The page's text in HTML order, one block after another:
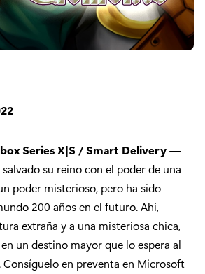
Series X|S / Smart Delivery —
su reino con el poder de una
poder misterioso, pero ha sido
200 años en el futuro. Ahí,
extraña y a una misteriosa chica,
un destino mayor que lo espera al
Consíguelo en preventa en Microsoft